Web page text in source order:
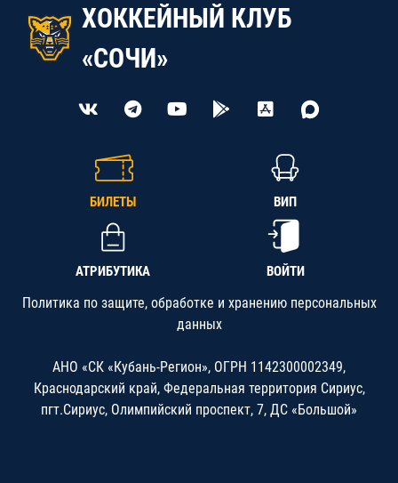
ХОККЕЙНЫЙ КЛУБ
«СОЧИ»
БИЛЕТЫ ВИП
АТРИБУТИКА ВОЙТИ
Политика по защите, обработке и хранению персональных
данных
АНО «СК «Кубань-Регион», ОГРН 1142300002349,
Краснодарский край, Федеральная территория Сириус,
пгт.Сириус, Олимпийский проспект, 7, ДС «Большой»